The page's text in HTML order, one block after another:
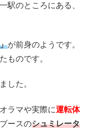
駅のところにある、
が前身のようです。
ものです。
した。
ラマや実際に運転体
ースのシュミレータ